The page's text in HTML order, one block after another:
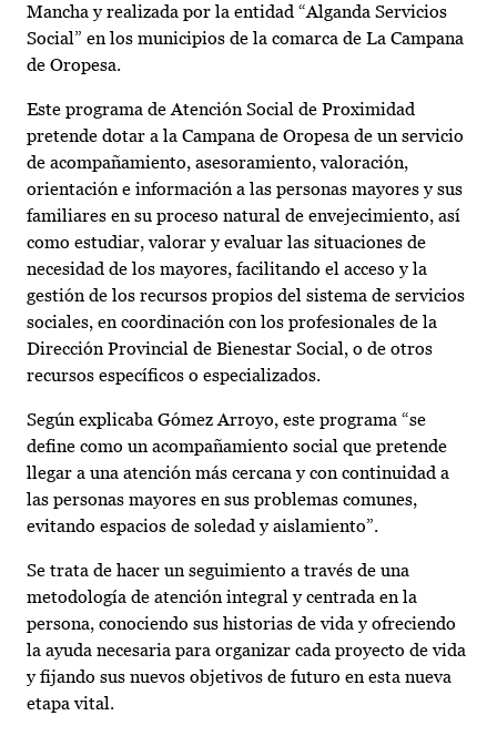
Mancha y realizada por la entidad “Alganda Servicios
Social” en los municipios de la comarca de La Campana
de Oropesa.
Este programa de Atención Social de Proximidad
pretende dotar a la Campana de Oropesa de un servicio
de acompañamiento, asesoramiento, valoración,
orientación e información a las personas mayores y sus
familiares en su proceso natural de envejecimiento, así
como estudiar, valorar y evaluar las situaciones de
necesidad de los mayores, facilitando el acceso y la
gestión de los recursos propios del sistema de servicios
sociales, en coordinación con los profesionales de la
Dirección Provincial de Bienestar Social, o de otros
recursos específicos o especializados.
Según explicaba Gómez Arroyo, este programa “se
define como un acompañamiento social que pretende
llegar a una atención más cercana y con continuidad a
las personas mayores en sus problemas comunes,
evitando espacios de soledad y aislamiento”.
Se trata de hacer un seguimiento a través de una
metodología de atención integral y centrada en la
persona, conociendo sus historias de vida y ofreciendo
la ayuda necesaria para organizar cada proyecto de vida
y fijando sus nuevos objetivos de futuro en esta nueva
etapa vital.